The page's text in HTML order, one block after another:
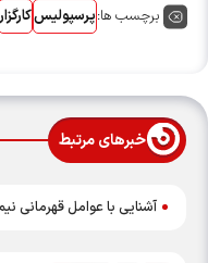
برچسب ها:پرسپولیسکارگزار
خبرهای مرتبط
آشنایی با عوامل قهرمانی